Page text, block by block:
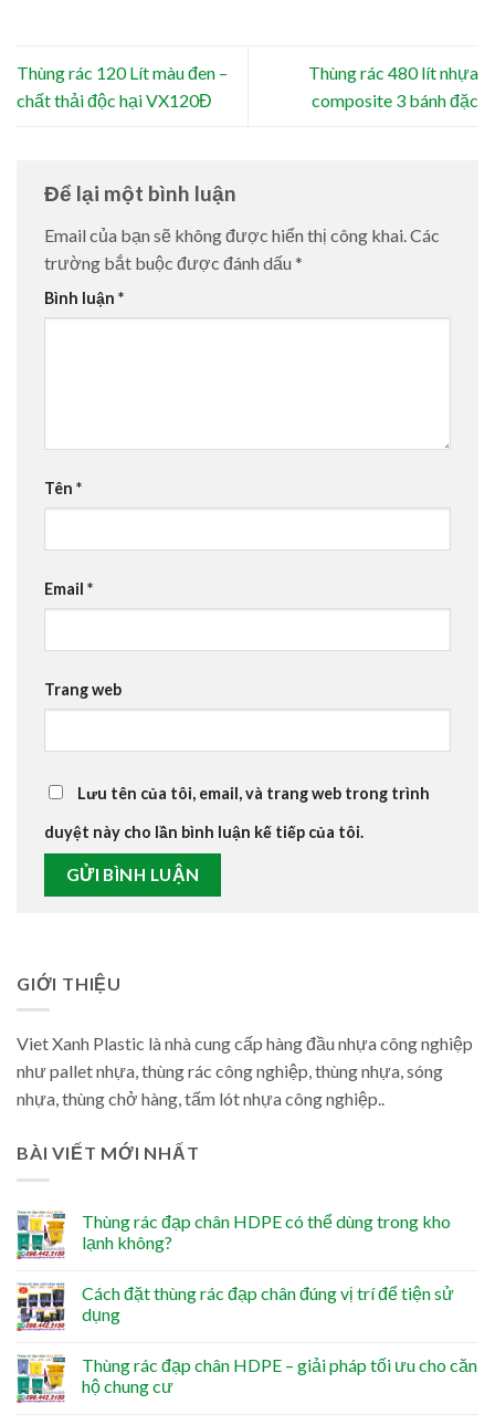
Thùng rác 120 Lít màu đen –
chất thải độc hại VX120Đ
Thùng rác 480 lít nhựa
composite 3 bánh đặc
Để lại một bình luận
Email của bạn sẽ không được hiển thị công khai.Các
trường bắt buộc được đánh dấu *
Bình luận *
Tên *
Email *
Trang web
Lưu tên của tôi, email, và trang web trong trình
duyệt này cho lần bình luận kế tiếp của tôi.
GIỚI THIỆU
Viet Xanh Plastic là nhà cung cấp hàng đầu nhựa công nghiệp
như pallet nhựa, thùng rác công nghiệp, thùng nhựa, sóng
nhựa, thùng chở hàng, tấm lót nhựa công nghiệp..
BÀI VIẾT MỚI NHẤT
Thùng rác đạp chân HDPE có thể dùng trong kho
lạnh không?
Cách đặt thùng rác đạp chân đúng vị trí để tiện sử
dụng
Thùng rác đạp chân HDPE – giải pháp tối ưu cho căn
hộ chung cư